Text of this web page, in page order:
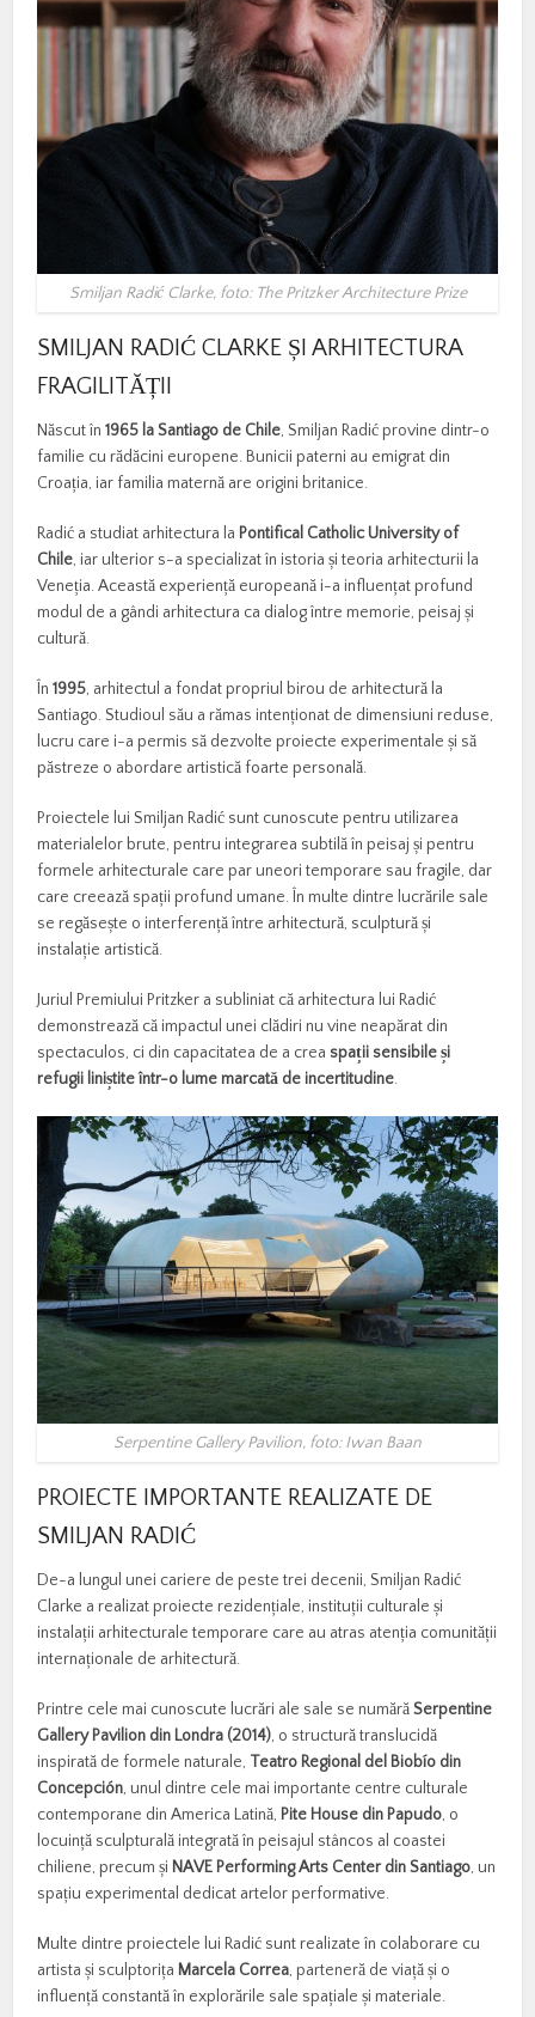
Smiljan Radić Clarke, foto: The Pritzker Architecture Prize
SMILJAN RADIĆCLARKE ȘIARHITECTURA
FRAGILITĂȚII
Născutîn1965 laSantiago de Chile, Smiljan Radić provine dintr-o
familie cu rădăcini europene. Bunicii paterni au emigrat din
Croația, iar familia maternă are origini britanice.
Radić a studiat arhitectura la Pontifical Catholic Universityof
Chile, iar ulterior s-a specializatîn istoriașiteoria arhitecturii la
Veneția.Această experiență europeană i-a influențat profund
modul de a gândi arhitectura ca dialogîntre memorie, peisajși
cultură.
În1995, arhitectul a fondat propriul birou de arhitectură la
Santiago. Studioul său a rămas intenționat de dimensiuni reduse,
lucru care i-a permis să dezvolte proiecte experimentaleși să
păstreze o abordare artistică foarte personală.
Proiectele lui Smiljan Radić sunt cunoscute pentru utilizarea
materialelor brute, pentru integrarea subtilăîn peisajși pentru
formele arhitecturale care par uneoritemporare sau fragile, dar
care creează spații profund umane. În multe dintre lucrările sale
se regăsește o interferențăîntre arhitectură, sculpturăși
instalație artistică.
Juriul Premiului Pritzker a subliniat că arhitectura lui Radić
demonstrează că impactul unei clădiri nuvine neapărat din
spectaculos, ci din capacitatea de a crea spații sensibileși
refugii liniștiteîntr-o lume marcată de incertitudine.
Serpentine Gallery Pavilion, foto: Iwan Baan
PROIECTE IMPORTANTE REALIZATE DE
SMILJAN RADIĆ
De-a lungul unei cariere de pestetrei decenii, Smiljan Radić
Clarke a realizat proiecte rezidențiale, instituții culturaleși
instalații arhitecturaletemporare care au atras atenția comunității
internaționale de arhitectură.
Printre cele mai cunoscute lucrări ale sale se numărăSerpentine
GalleryPavilion din Londra (2014), o structurătranslucidă
inspirată de formele naturale, Teatro Regional del Biobío din
Concepción, unul dintre cele mai importante centre culturale
contemporane dinAmerica Latină, Pite House din Papudo, o
locuință sculpturală integratăîn peisajul stâncos al coastei
chiliene, precumși NAVE PerformingArts Center dinSantiago, un
spațiu experimental dedicat artelor performative.
Multe dintre proiectele lui Radić sunt realizateîn colaborare cu
artistași sculptorița Marcela Correa, parteneră deviațăși o
influență constantăîn explorările sale spațialeși materiale.